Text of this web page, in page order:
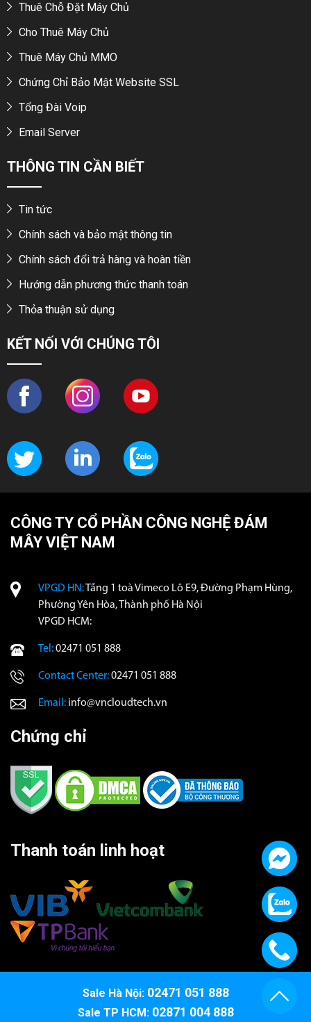
Thuê Chỗ Đặt Máy Chủ
Cho Thuê Máy Chủ
Thuê Máy Chủ MMO
Chứng Chỉ Bảo Mật Website SSL
Tổng Đài Voip
Email Server
THÔNG TIN CẦN BIẾT
Tin tức
Chính sách và bảo mật thông tin
Chính sách đổi trả hàng và hoàn tiền
Hướng dẫn phương thức thanh toán
Thỏa thuận sử dụng
KẾT NỐI VỚI CHÚNG TÔI
CÔNG TY CỔ PHẦN CÔNG NGHỆ ĐÁM
MÂY VIỆT NAM
VPGD HN:Tầng 1 toà Vimeco Lô E9, Đường Phạm Hùng,
Phường Yên Hòa, Thành phố Hà Nội
VPGD HCM:
Tel:02471 051 888
Contact Center:02471 051 888
Email: info@vncloudtech.vn
Chứng chỉ
Thanh toán linh hoạt
Sale Hà Nội: 02471 051 888
Sale TP HCM: 02871 004 888